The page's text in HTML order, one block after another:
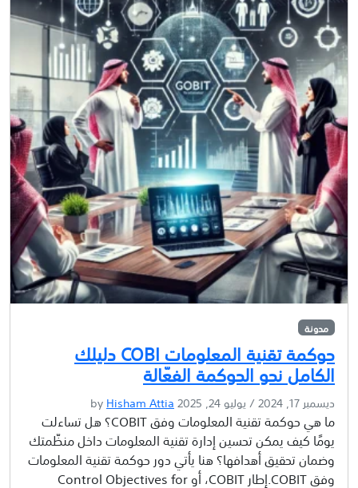
مدونة
حوكمة تقنية المعلومات COBI دليلك
الكامل نحو الحوكمة الفعّالة
ديسمبر 17, 2024 /يوليو 24, 2025 Hisham Attia
ما هي حوكمة تقنية المعلومات وفق COBIT؟ هل تساءلت
يومًا كيف يمكن تحسين إدارة تقنية المعلومات داخل منظّمتك
وضمان تحقيق أهدافها؟ هنا يأتي دور حوكمة تقنية المعلومات
وفق COBIT.إطار COBIT، أو Control Objectives for